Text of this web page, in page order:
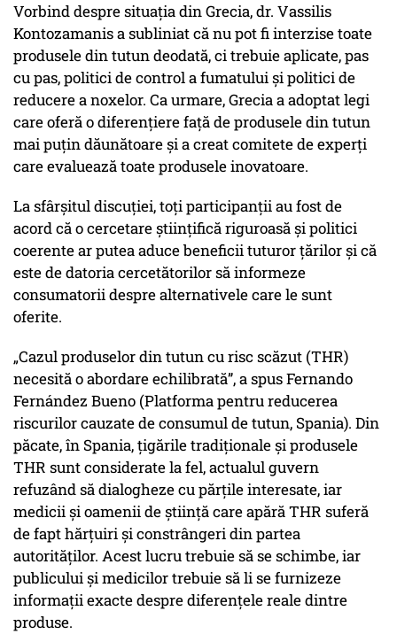
Vorbind despre situația din Grecia, dr. Vassilis
Kontozamanis a subliniat că nu pot fi interzise toate
produsele din tutun deodată, ci trebuie aplicate, pas
cu pas, politici de control a fumatului și politici de
reducere a noxelor. Ca urmare, Grecia a adoptat legi
care oferă o diferențiere față de produsele din tutun
mai puțin dăunătoare și a creat comitete de experți
care evaluează toate produsele inovatoare.
La sfârșitul discuției, toți participanții au fost de
acord că o cercetare științifică riguroasă și politici
coerente ar putea aduce beneficii tuturor țărilor și că
este de datoria cercetătorilor să informeze
consumatorii despre alternativele care le sunt
oferite.
„Cazul produselor din tutun cu risc scăzut (THR)
necesită o abordare echilibrată”, a spus Fernando
Fernández Bueno (Platforma pentru reducerea
riscurilor cauzate de consumul de tutun, Spania). Din
păcate, în Spania, țigările tradiționale și produsele
THR sunt considerate la fel, actualul guvern
refuzând să dialogheze cu părțile interesate, iar
medicii și oamenii de știință care apără THR suferă
de fapt hărțuiri și constrângeri din partea
autorităților. Acest lucru trebuie să se schimbe, iar
publicului și medicilor trebuie să li se furnizeze
informații exacte despre diferențele reale dintre
produse.